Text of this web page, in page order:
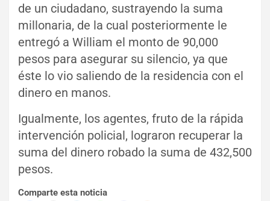
de un ciudadano, sustrayendo la suma
millonaria, de la cual posteriormente le
entregó a William el monto de 90,000
pesos para asegurar su silencio, ya que
éste lo vio saliendo de la residencia con el
dinero en manos.
Igualmente, los agentes, fruto de la rápida
intervención policial, lograron recuperar la
suma del dinero robado la suma de 432,500
pesos.
Comparte esta noticia